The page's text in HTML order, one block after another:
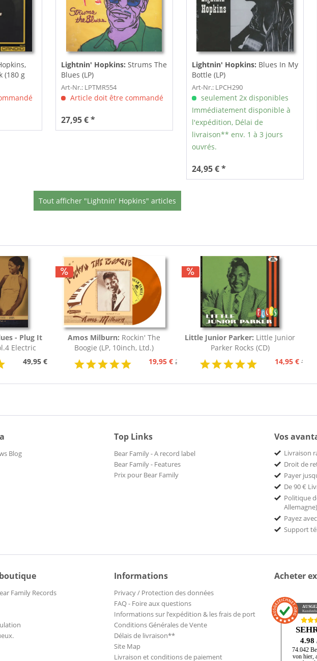
(180 g
Lightnin' Hopkins: Strums The
Blues (LP)
Art-Nr.: LPTMR554
Article doit être commandé
27,95 € *
Lightnin' Hopkins: Blues In My
Bottle (LP)
Art-Nr.: LPCH290
seulement 2x disponibles
Immédiatement disponible à
l'expédition, Délai de
livraison** env. 1 à 3 jours
ouvrés.
24,95 € *
Tout afficher "Lightnin' Hopkins" articles
- Plug It
Electric
(Deutsch)49,95 €
Amos Milburn: Rockin' The
Boogie (LP, 10inch, Ltd.)
19,95 € 24,95 €
Little Junior Parker: Little Junior
Parker Rocks (CD)
14,95 € 16,95
Blog
Top Links
Bear Family - A record label
Bear Family - Features
Prix pour Bear Family
Vos
Livraison
Droit de
Payer
De 90 €
Politique
Allemagne)
Payez
Support
Family Records
Informations
Privacy / Protection des données
FAQ - Foire aux questions
Informations sur l’expédition & les frais de port
Conditions Générales de Vente
Délais de livraison**
Site Map
Livraison et conditions de paiement
Acheter
4.98
74.042
von hier,